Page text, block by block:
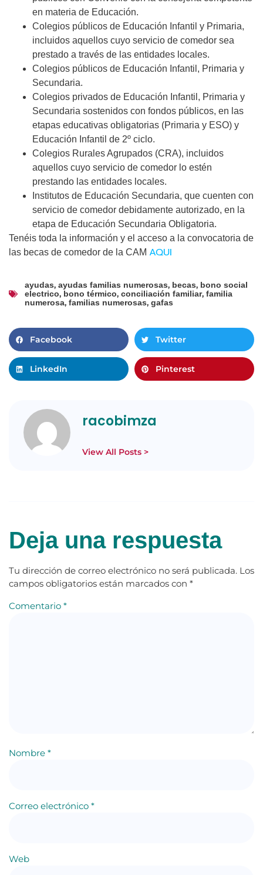
en materia de Educación.
Colegios públicos de Educación Infantil y Primaria,
incluidos aquellos cuyo servicio de comedor sea
prestado a través de las entidades locales.
Colegios públicos de Educación Infantil, Primaria y
Secundaria.
Colegios privados de Educación Infantil, Primaria y
Secundaria sostenidos con fondos públicos, en las
etapas educativas obligatorias (Primaria y ESO) y
Educación Infantil de 2º ciclo.
Colegios Rurales Agrupados (CRA), incluidos
aquellos cuyo servicio de comedor lo estén
prestando las entidades locales.
Institutos de Educación Secundaria, que cuenten con
servicio de comedor debidamente autorizado, en la
etapa de Educación Secundaria Obligatoria.
Tenéis toda la información y el acceso a la convocatoria de
las becas de comedor de la CAM AQUI
ayudas, ayudas familias numerosas, becas, bono social
electrico, bono térmico, conciliación familiar, familia
numerosa, familias numerosas, gafas
Facebook Twitter
LinkedIn Pinterest
racobimza
View All Posts >
Deja una respuesta
Tu dirección de correo electrónico no será publicada. Los
campos obligatorios están marcados con *
Comentario *
Nombre *
Correo electrónico *
Web